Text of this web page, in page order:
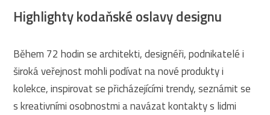
Highlighty kodaňské oslavy designu
Během 72 hodin se architekti, designéři, podnikatelé i
široká veřejnost mohli podívat na nové produkty i
kolekce, inspirovat se přicházejícími trendy, seznámit se
s kreativními osobnostmi a navázat kontakty s lidmi